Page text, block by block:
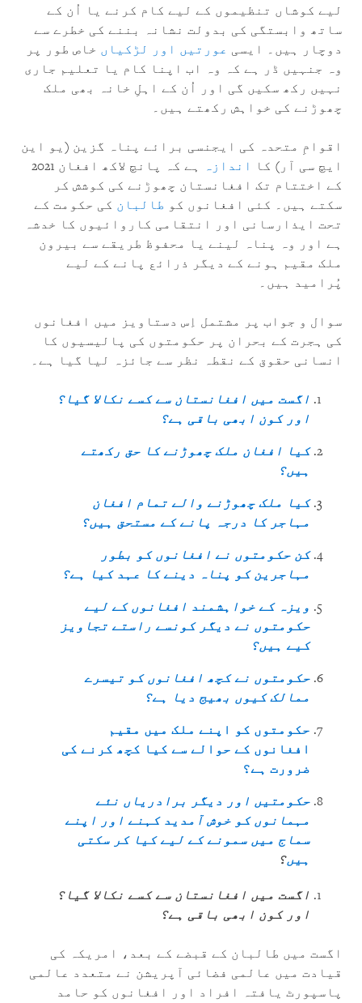
لیے کوشاں تنظیموں کے لیے کام کرنے یا اُن کے
ساتھ وابستگی کی بدولت نشانہ بننے کی خطرے سے
دوچار ہیں۔ ایسی عورتیں اور لڑکیاں خاص طور پر
وہ جنہیں ڈر ہے کہ وہ اب اپنا کام یا تعلیم جاری
نہیں رکھ سکیں گی اور اُن کے اہلِ خانہ بھی ملک
چھوڑنے کی خواہش رکھتے ہیں۔
اقوامِ متحدہ کی ایجنسی برائے پناہ گزین (یو این
ایچ سی آر) کا
اندازہ
ہے کہ پانچ لاکھ افغان 2021
کے اختتام تک افغانستان چھوڑنے کی کوشش کر
سکتے ہیں۔ کئی افغانوں کو طالبان کی حکومت کے
تحت ایذارسانی اور انتقامی کاروائیوں کا خدشہ
ہے اور وہ پناہ لینے یا محفوظ طریقے سے بیرون
ملک مقیم ہونے کے دیگر ذرائع پانے کے لیے
پُرامید ہیں۔
سوال و جواب پر مشتمل اِس دستاویز میں افغانوں
کی ہجرت کے بحران پر حکومتوں کی پالیسیوں کا
انسانی حقوق کے نقطہ نظر سے جائزہ لیا گیا ہے۔
اگست میں افغانستان سے کسے نکالا گیا؟
اور کون ابھی باقی ہے؟
کیا افغان ملک چھوڑنے کا حق رکھتے
ہیں؟
کیا ملک چھوڑنے والے تمام افغان
مہاجر کا درجہ پانے کے مستحق ہیں؟
کن حکومتوں نے افغانوں کو بطور
مہاجرین کو پناہ دینے کا عہد کیا ہے؟
ویزہ کے خواہشمند افغانوں کے لیے
حکومتوں نے دیگر کونسے راستے تجاویز
کیے ہیں؟
حکومتوں نے کچھ افغانوں کو تیسرے
ممالک کیوں بھیج دیا ہے؟
حکومتوں کو اپنے ملک میں مقیم
افغانوں کے حوالے سے کیا کچھ کرنے کی
ضرورت ہے؟
حکومتیں اور دیگر برادریاں نئے
مہمانوں کو خوش آمدید کہنے اور اپنے
سماج میں سمونے کے لیے کیا کر سکتی
ہیں؟
اگست میں افغانستان سے کسے نکالا گیا؟
اور کون ابھی باقی ہے؟
اگست میں طالبان کے قبضے کے بعد، امریکہ کی
قیادت میں عالمی فضائی آپریشن نے متعدد عالمی
پاسپورٹ یافتہ افراد اور افغانوں کو حامد